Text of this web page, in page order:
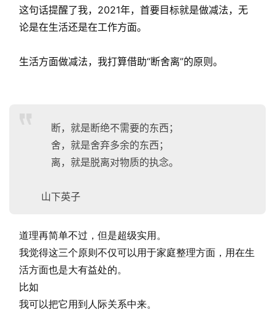
这句话提醒了我，2021年，首要目标就是做减法，无
论是在生活还是在工作方面。
生活方面做减法，我打算借助“断舍离”的原则。
断，就是断绝不需要的东西；
舍，就是舍弃多余的东西；
离，就是脱离对物质的执念。
山下英子
道理再简单不过，但是超级实用。
我觉得这三个原则不仅可以用于家庭整理方面，用在生
活方面也是大有益处的。
比如
我可以把它用到人际关系中来。